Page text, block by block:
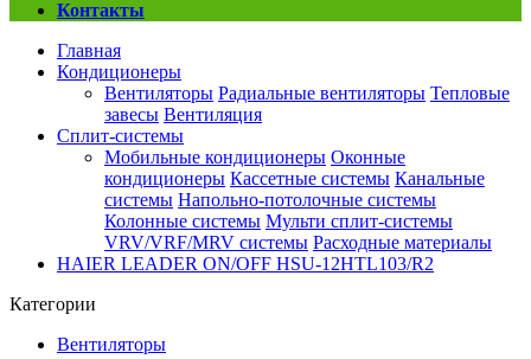
Контакты
Главная
Кондиционеры
Вентиляторы Радиальные вентиляторы Тепловые
завесы Вентиляция
Сплит-системы
Мобильные кондиционеры Оконные
кондиционеры Кассетные системы Канальные
системы Напольно-потолочные системы
Колонные системы Мульти сплит-системы
VRV/VRF/MRV системы Расходные материалы
HAIER LEADER ON/OFF HSU-12HTL103/R2
Категории
Вентиляторы